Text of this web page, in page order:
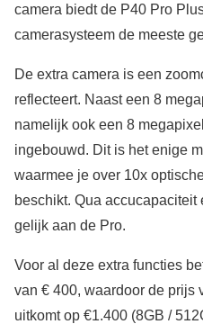
camera biedt de P40 Pro
camerasysteem de meeste
De extra camera is een
reflecteert. Naast een 8
namelijk ook een 8
ingebouwd. Dit is het enige
waarmee je over 10x
beschikt. Qua
gelijk aan de Pro.
Voor al deze extra functies
van € 400, waardoor de prijs
uitkomt op €1.400 (8GB /